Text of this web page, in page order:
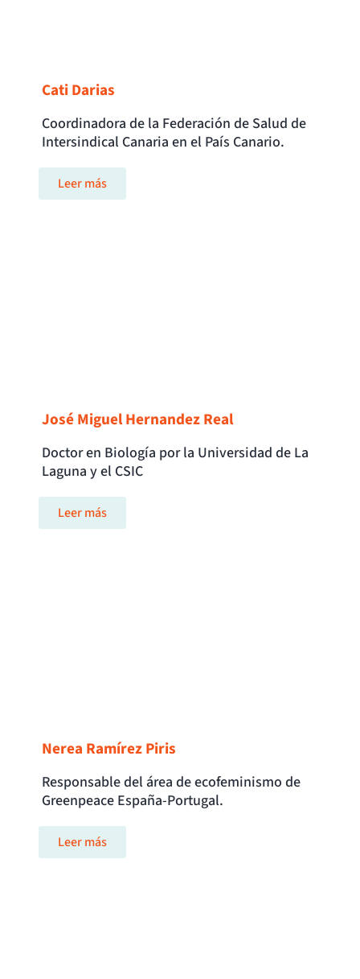
Cati Darias
Coordinadora de la Federación de Salud de
Intersindical Canaria en el País Canario.
Leer más
José Miguel Hernandez Real
Doctor en Biología por la Universidad de La
Laguna y el CSIC
Leer más
Nerea Ramírez Piris
Responsable del área de ecofeminismo de
Greenpeace España-Portugal.
Leer más